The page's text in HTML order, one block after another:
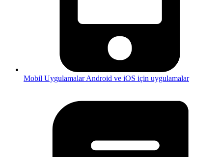
Mobil UygulamalarAndroid ve iOS için uygulamalar